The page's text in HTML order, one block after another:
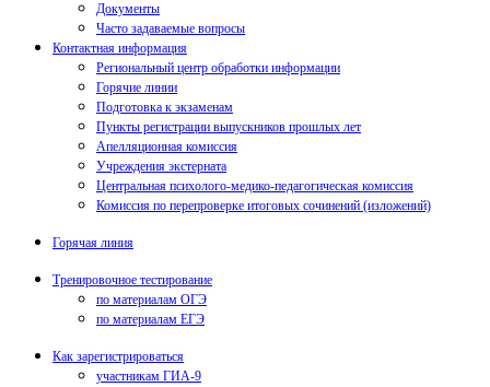
Документы
Часто задаваемые вопросы
Контактная информация
Региональный центр обработки информации
Горячие линии
Подготовка к экзаменам
Пункты регистрации выпускников прошлых лет
Апелляционная комиссия
Учреждения экстерната
Центральная психолого-медико-педагогическая комиссия
Комиссия по перепроверке итоговых сочинений (изложений)
Горячая линия
Тренировочное тестирование
по материалам ОГЭ
по материалам ЕГЭ
Как зарегистрироваться
участникам ГИА-9